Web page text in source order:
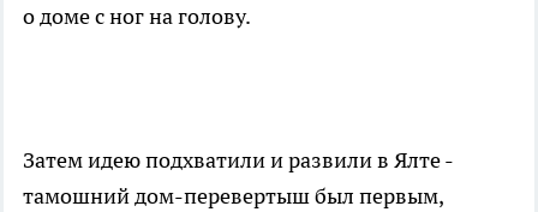
о доме с ног на голову.
Затем идею подхватили и развили в Ялте -
тамошний дом-перевертыш был первым,